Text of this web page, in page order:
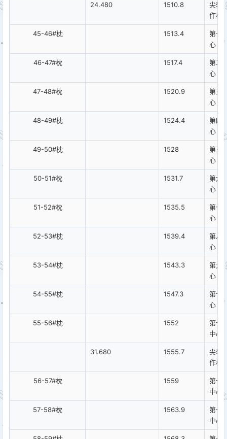
24.480 1510.8
尖轨
作杆
45-46#枕 1513.4
第一
心
46-47#枕 1517.4
第二
心
47-48#枕 1520.9
第三
心
48-49#枕 1524.4
第四
心
49-50#枕 1528
第五
心
50-51#枕 1531.7
第六
心
51-52#枕 1535.5
第七
心
52-53#枕 1539.4
第八
心
53-54#枕 1543.3
第九
心
54-55#枕 1547.3
第十
心
55-56#枕 1552
第十
中心
31.680 1555.7
尖轨
作杆
56-57#枕 1559
第十
中心
57-58#枕 1563.9
第十
中心